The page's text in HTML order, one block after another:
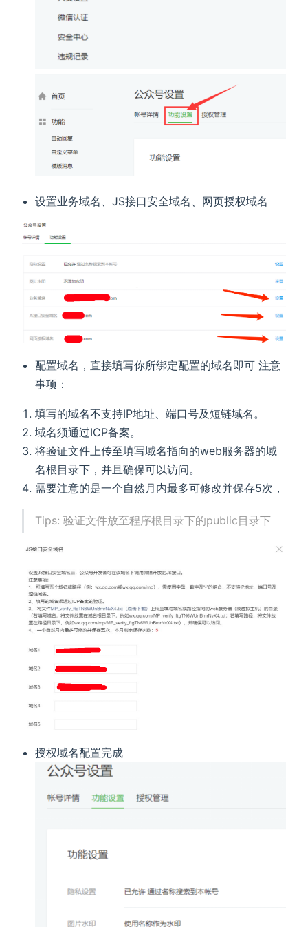
设置业务域名、JS接口安全域名、网页授权域名
配置域名，直接填写你所绑定配置的域名即可 注意
事项：
填写的域名不支持IP地址、端口号及短链域名。
域名须通过ICP备案。
将验证文件上传至填写域名指向的web服务器的域
名根目录下，并且确保可以访问。
需要注意的是一个自然月内最多可修改并保存5次，
Tips: 验证文件放至程序根目录下的public目录下
授权域名配置完成